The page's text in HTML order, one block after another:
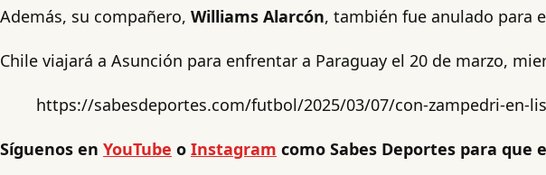
Además, su compañero, Williams Alarcón, también fue anulado para
Chile viajará a Asunción para enfrentar a Paraguay el 20 de marzo,
https://sabesdeportes.com/futbol/2025/03/07/con-zampedri-en-
Síguenos en YouTube o Instagram como Sabes Deportes para que